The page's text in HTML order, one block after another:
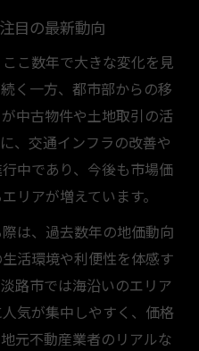
目の最新動向
こ数年で大きな変化を見
く一方、都市部からの移
中古物件や土地取引の活
、交通インフラの改善や
中であり、今後も市場価
リアが増えています。
は、過去数年の地価動向
活環境や利便性を体感す
路市では海沿いのエリア
気が集中しやすく、価格
元不動産業者のリアルな